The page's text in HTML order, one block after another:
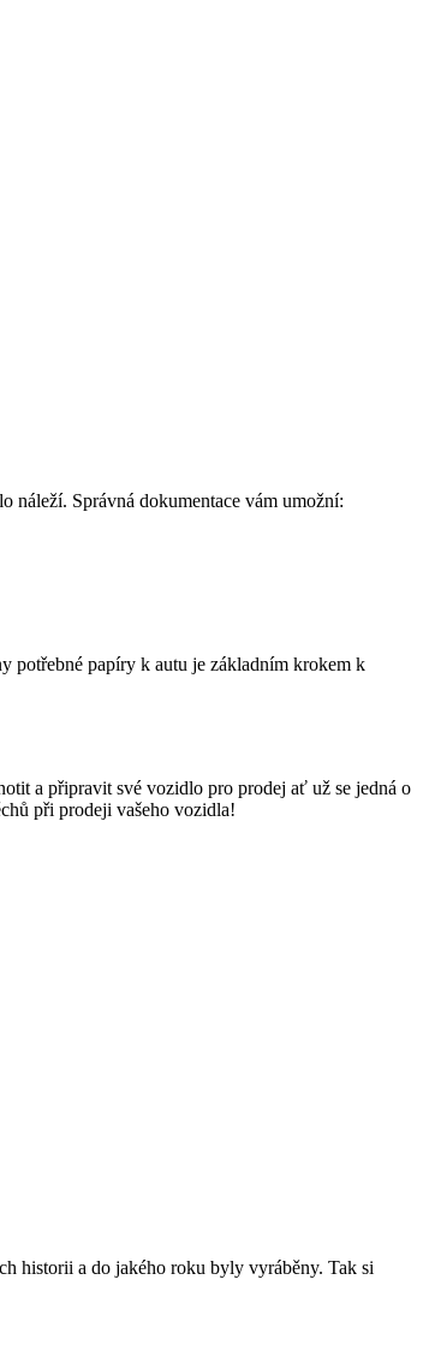
náleží. Správná dokumentace vám umožní:
potřebné papíry k autu je základním krokem k
a připravit své vozidlo pro prodej ať už se jedná o
při prodeji vašeho vozidla!
historii a do jakého roku byly vyráběny. Tak si